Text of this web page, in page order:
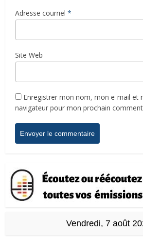
Adresse courriel *
Site Web
Enregistrer mon nom, mon e-mail et
navigateur pour mon prochain
Vendredi, 7 août